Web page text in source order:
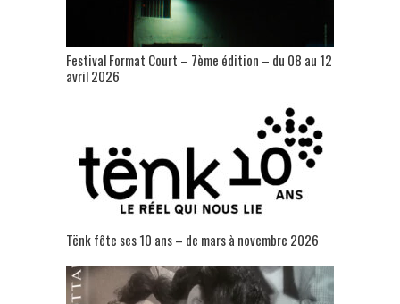
Festival Format Court – 7ème édition – du 08 au 12
avril 2026
Tënk fête ses 10 ans – de mars à novembre 2026